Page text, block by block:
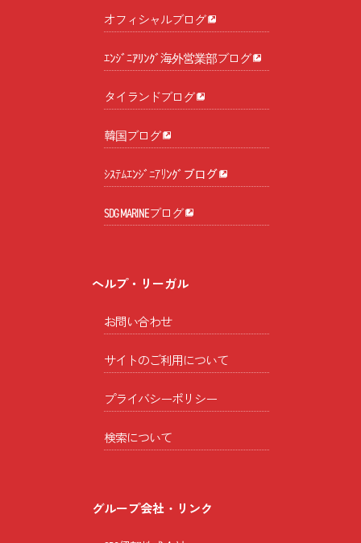
オフィシャルブログ
ｴﾝｼﾞﾆｱﾘﾝｸﾞ海外営業部ブログ
タイランドブログ
韓国ブログ
ｼｽﾃﾑｴﾝｼﾞﾆｱﾘﾝｸﾞブログ
SDG MARINEブログ
ヘルプ・リーガル
お問い合わせ
サイトのご利用について
プライバシーポリシー
検索について
グループ会社・リンク